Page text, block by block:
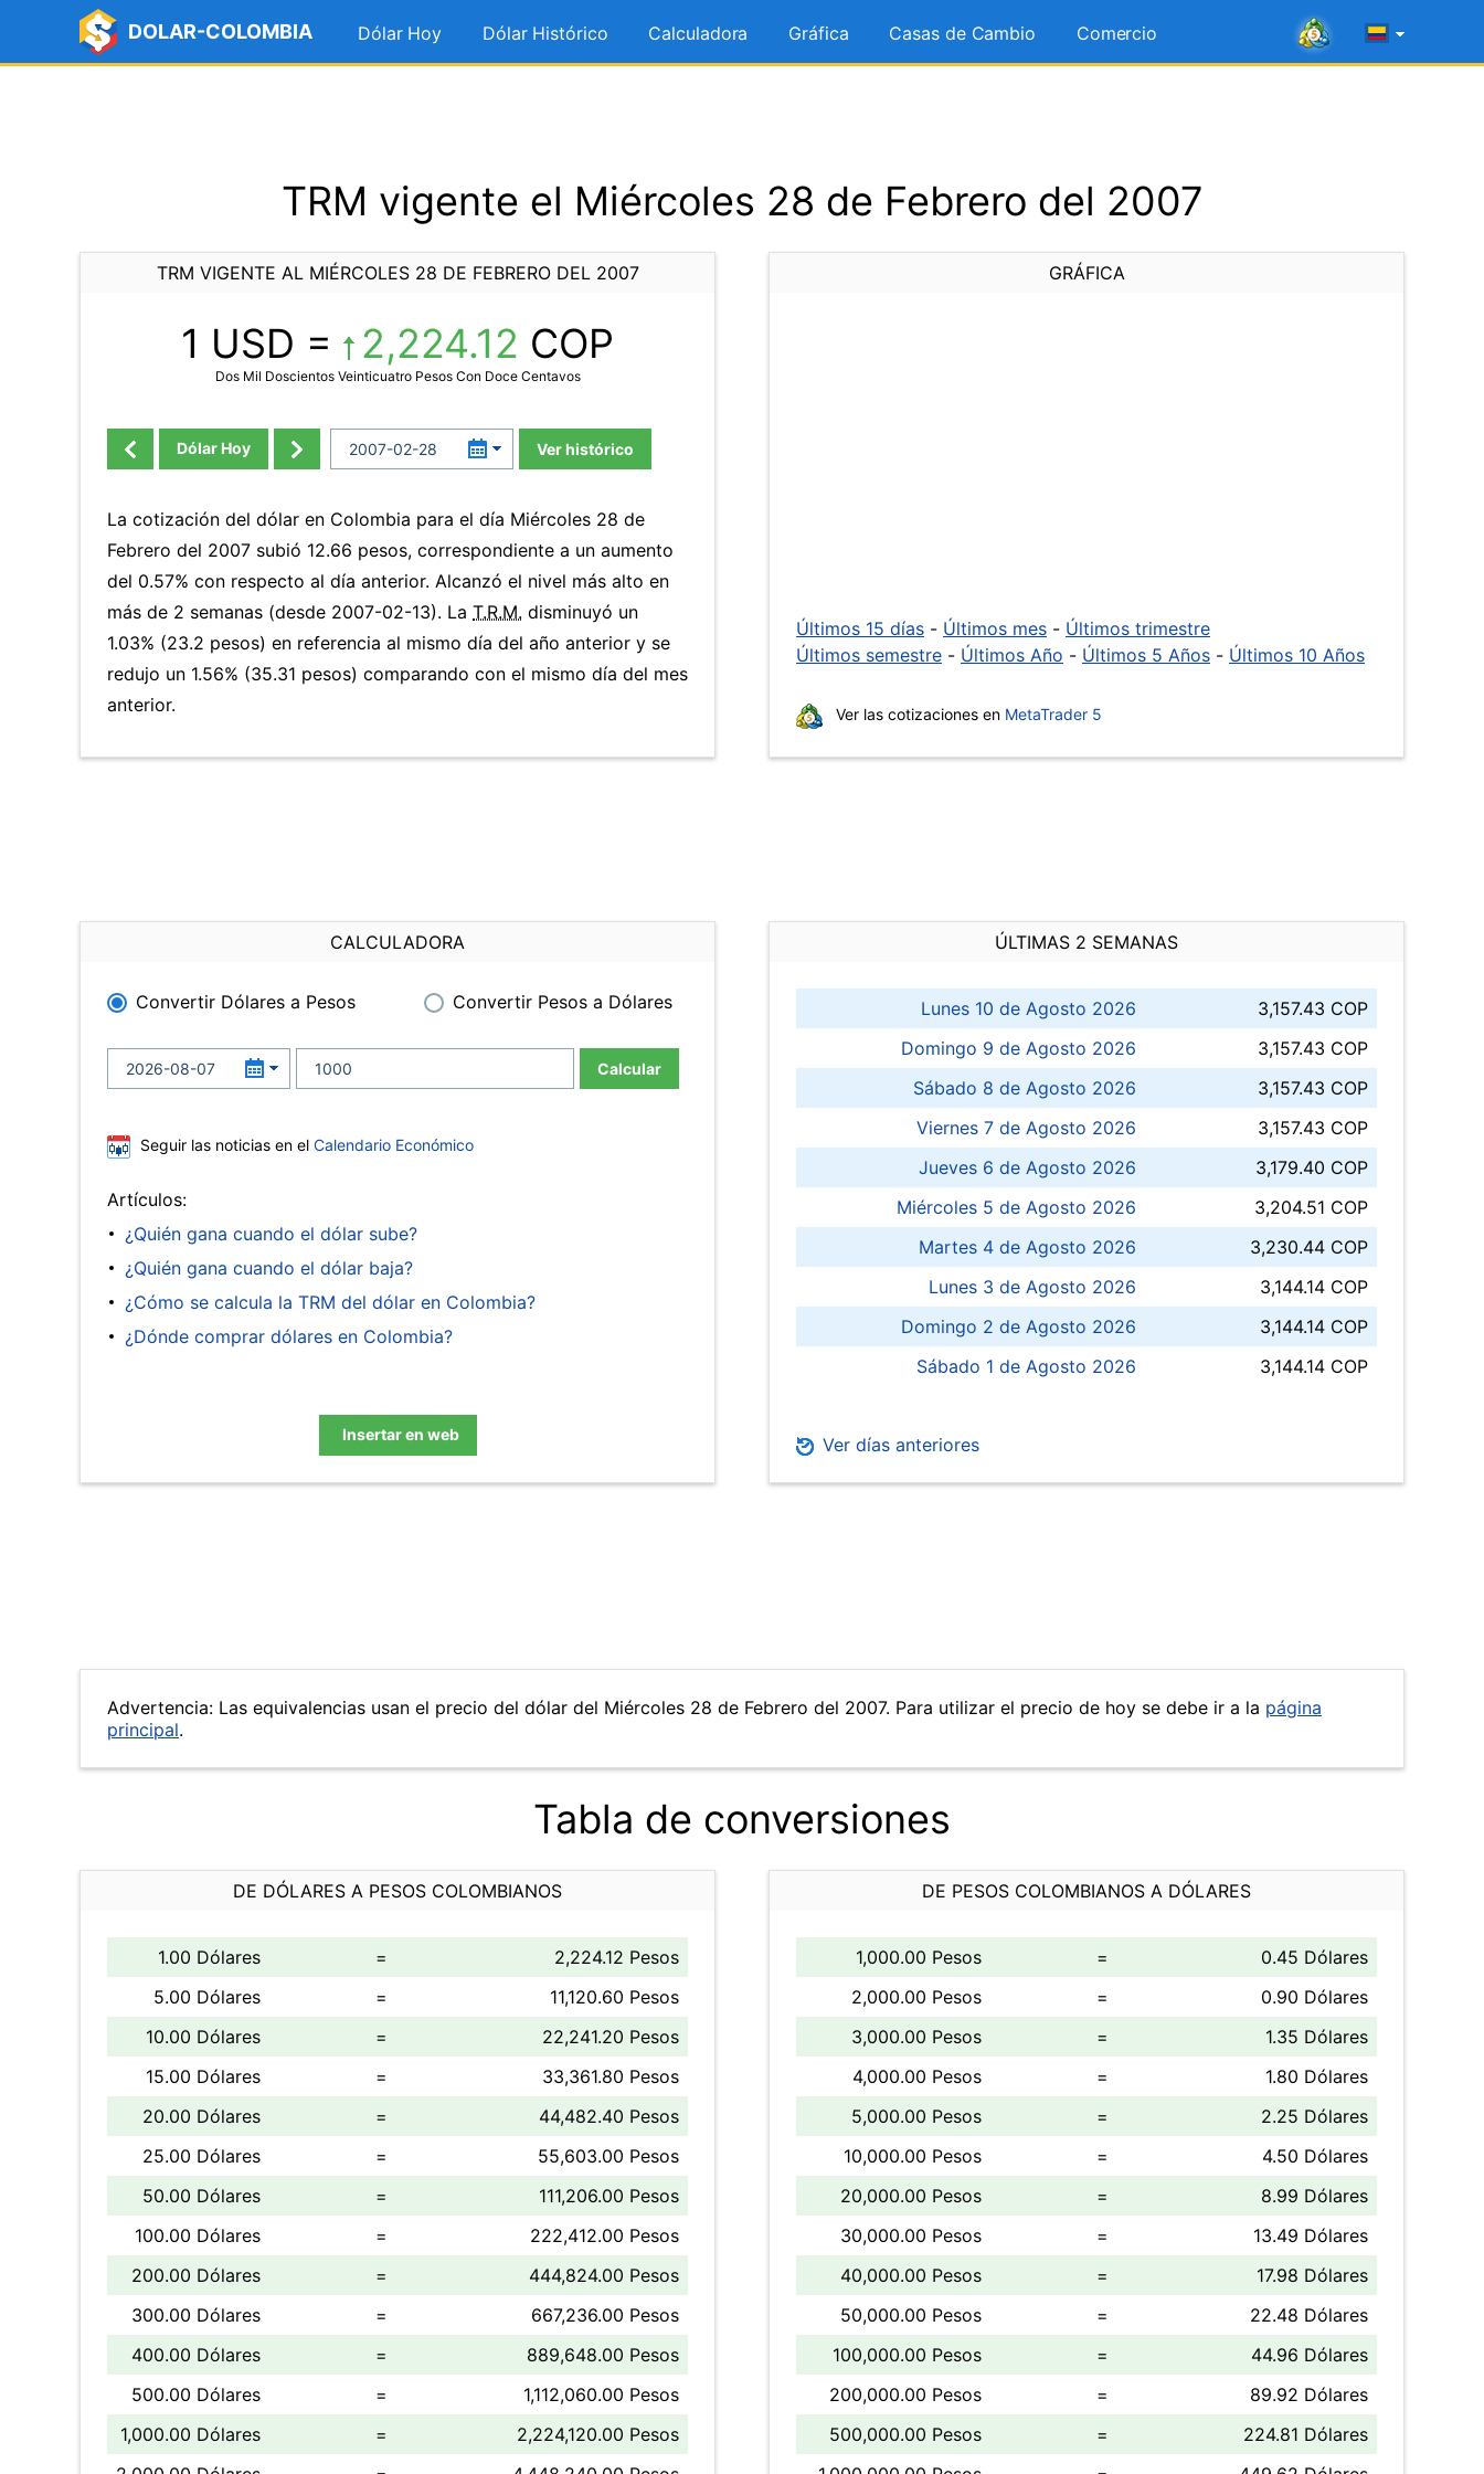
DOLAR-COLOMBIA Dólar Hoy Dólar Histórico Calculadora Gráfica Casas de Cambio Comercio
TRM vigente el Miércoles 28 de Febrero del 2007
TRM VIGENTE AL MIÉRCOLES 28 DE FEBRERO DEL 2007
1 USD = 2,224.12 COP
Dos Mil Doscientos Veinticuatro Pesos Con Doce Centavos
Dólar Hoy Ver histórico
La cotización del dólar en Colombia para el día Miércoles 28 de
Febrero del 2007 subió 12.66 pesos, correspondiente a un aumento
del 0.57% con respecto al día anterior. Alcanzó el nivel más alto en
más de 2 semanas (desde 2007-02-13). La T.R.M. disminuyó un
1.03% (23.2 pesos) en referencia al mismo día del año anterior y se
redujo un 1.56% (35.31 pesos) comparando con el mismo día del mes
anterior.
GRÁFICA
Últimos 15 días - Últimos mes - Últimos trimestre
Últimos semestre - Últimos Año - Últimos 5 Años - Últimos 10 Años
Ver las cotizaciones en MetaTrader 5
CALCULADORA
Convertir Dólares a Pesos Convertir Pesos a Dólares
Calcular
Seguir las noticias en el Calendario Económico
Artículos:
¿Quién gana cuando el dólar sube?
¿Quién gana cuando el dólar baja?
¿Cómo se calcula la TRM del dólar en Colombia?
¿Dónde comprar dólares en Colombia?
Insertar en web
ÚLTIMAS 2 SEMANAS
Lunes 10 de Agosto 2026
3,157.43 COP
Domingo 9 de Agosto 2026
3,157.43 COP
Sábado 8 de Agosto 2026
3,157.43 COP
Viernes 7 de Agosto 2026
3,157.43 COP
Jueves 6 de Agosto 2026
3,179.40 COP
Miércoles 5 de Agosto 2026
3,204.51 COP
Martes 4 de Agosto 2026
3,230.44 COP
Lunes 3 de Agosto 2026
3,144.14 COP
Domingo 2 de Agosto 2026
3,144.14 COP
Sábado 1 de Agosto 2026
3,144.14 COP
Ver días anteriores
Advertencia: Las equivalencias usan el precio del dólar del Miércoles 28 de Febrero del 2007. Para utilizar el precio de hoy se debe ir a la página
principal.
Tabla de conversiones
DE DÓLARES A PESOS COLOMBIANOS
1.00 Dólares =
2,224.12 Pesos
5.00 Dólares
=
11,120.60 Pesos
10.00 Dólares
=
22,241.20 Pesos
15.00 Dólares
=
33,361.80 Pesos
20.00 Dólares
=
44,482.40 Pesos
25.00 Dólares
=
55,603.00 Pesos
50.00 Dólares
=
111,206.00 Pesos
100.00 Dólares
=
222,412.00 Pesos
200.00 Dólares
=
444,824.00 Pesos
300.00 Dólares
=
667,236.00 Pesos
400.00 Dólares
=
889,648.00 Pesos
500.00 Dólares
=
1,112,060.00 Pesos
1,000.00 Dólares
=
2,224,120.00 Pesos
DE PESOS COLOMBIANOS A DÓLARES
1,000.00 Pesos =
0.45 Dólares
2,000.00 Pesos
=
0.90 Dólares
3,000.00 Pesos
=
1.35 Dólares
4,000.00 Pesos
=
1.80 Dólares
5,000.00 Pesos
=
2.25 Dólares
10,000.00 Pesos
=
4.50 Dólares
20,000.00 Pesos
=
8.99 Dólares
30,000.00 Pesos
=
13.49 Dólares
40,000.00 Pesos
=
17.98 Dólares
50,000.00 Pesos
=
22.48 Dólares
100,000.00 Pesos
=
44.96 Dólares
200,000.00 Pesos
=
89.92 Dólares
500,000.00 Pesos
=
224.81 Dólares